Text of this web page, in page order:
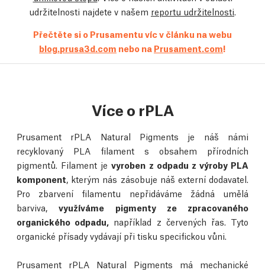
udržitelnosti najdete v našem reportu udržitelnosti
Přečtěte si o Prusamentu víc v článku na webu
blog.prusa3d.com nebo na Prusament.com!
Více o rPLA
Prusament rPLA Natural Pigments je náš námi
recyklovaný PLA filament s obsahem přírodních
pigmentů. Filament jevyroben z odpadu z výroby PLA
komponent , kterým nás zásobuje náš externí dodavatel.
Pro zbarvení filamentu nepřidáváme žádná umělá
barviva,využíváme pigmenty ze zpracovaného
organického odpadu,
například z červených řas. Tyto
organické přísady vydávají při tisku specifickou vůni.
Prusament rPLA Natural Pigments má mechanické